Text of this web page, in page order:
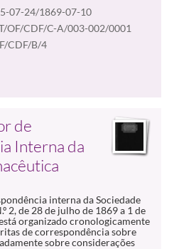
07-24/1869-07-10
OF/CDF/C-A/003-002/0001
CDF/B/4
de
Interna da
interna da Sociedade
2, de 28 de julho de 1869 a 1 de
organizado cronologicamente
de correspondência sobre
sobre considerações